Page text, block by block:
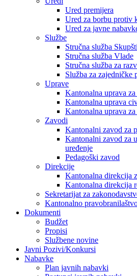
Ured premijera
Ured za borbu protiv
Ured za javne
Službe
Stručna služba
Stručna služba Vlade
Stručna služba za
Služba za zajedničke
Uprave
Kantonalna uprava
Kantonalna uprava
Kantonalna uprava
Zavodi
Kantonalni zavod za
Kantonalni zavod za
uređenje
Pedagoški zavod
Direkcije
Kantonalna direkcija
Kantonalna direkcija
Sekretarijat za
Kantonalno
Dokumenti
Budžet
Propisi
Službene novine
Javni Pozivi/Konkursi
Nabavke
Plan javnih nabavki